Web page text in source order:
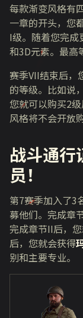
每款渐变风格有
一章的开头，您
I级。随着您完成
和3D元素。最高
赛季VII结束后，
的等级。比如说
您就可以购买2
风格将不会开放
战斗通行
员！
第7赛季加入了3
募他们。完成章
完成章节II后，
后，您就会获得
别和主要专业。